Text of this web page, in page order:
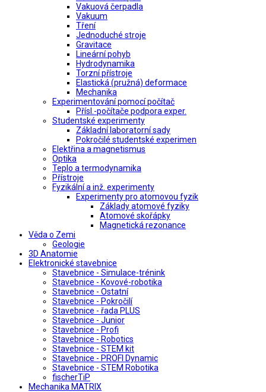
Vakuová čerpadla
Vakuum
Tření
Jednoduché stroje
Gravitace
Lineární pohyb
Hydrodynamika
Torzní přístroje
Elastická (pružná) deformace
Mechanika
Experimentování pomocí počítač
Přísl.-počítače podpora exper.
Studentské experimenty
Základní laboratorní sady
Pokročilé studentské experimen
Elektřina a magnetismus
Optika
Teplo a termodynamika
Přístroje
Fyzikální a inž. experimenty
Experimenty pro atomovou fyzik
Základy atomové fyziky
Atomové skořápky
Magnetická rezonance
Věda o Zemi
Geologie
3D Anatomie
Elektronické stavebnice
Stavebnice - Simulace-trénink
Stavebnice - Kovové-robotika
Stavebnice - Ostatní
Stavebnice - Pokročilí
Stavebnice - řada PLUS
Stavebnice - Junior
Stavebnice - Profi
Stavebnice - Robotics
Stavebnice - STEM kit
Stavebnice - PROFI Dynamic
Stavebnice - STEM Robotika
fischerTiP
Mechanika MATRIX